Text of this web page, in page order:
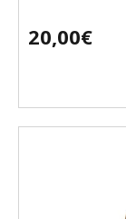
20,00€